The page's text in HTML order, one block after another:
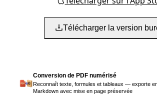
Télécharger la version
Conversion de PDF numérisé
Reconnaît texte, formules et tableaux — exporte
Markdown avec mise en page préservée